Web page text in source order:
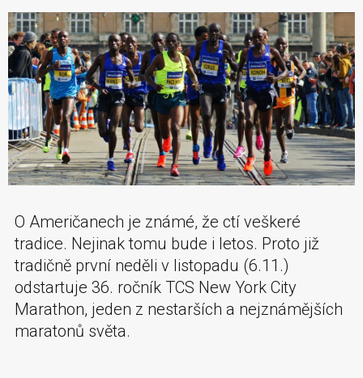
O Američanech je známé, že ctí veškeré
tradice. Nejinak tomu bude i letos. Proto již
tradičně první neděli v listopadu (6.11.)
odstartuje 36. ročník TCS New York City
Marathon, jeden z nestarších a nejznámějších
maratonů světa.